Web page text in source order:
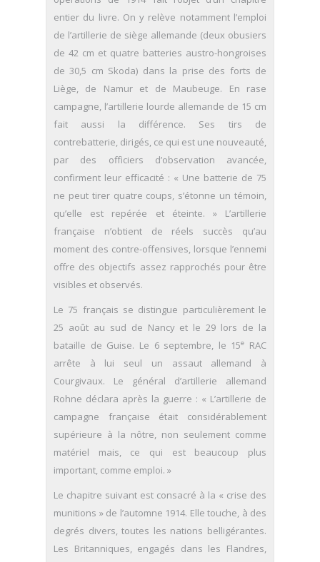
entier du livre. On y relève notamment l’emploi
de l’artillerie de siège allemande (deux obusiers
de 42 cm et quatre batteries austro-hongroises
de 30,5 cm Skoda) dans la prise des forts de
Liège, de Namur et de Maubeuge. En rase
campagne, l’artillerie lourde allemande de 15 cm
fait aussi la différence. Ses tirs de
contrebatterie, dirigés, ce qui est une nouveauté,
par des officiers d’observation avancée,
confirment leur efficacité : « Une batterie de 75
ne peut tirer quatre coups, s’étonne un témoin,
qu’elle est repérée et éteinte. » L’artillerie
française n’obtient de réels succès qu’au
moment des contre-offensives, lorsque l’ennemi
offre des objectifs assez rapprochés pour être
visibles et observés.
Le 75 français se distingue particulièrement le
25 août au sud de Nancy et le 29 lors de la
bataille de Guise. Le 6 septembre, le 15e
RAC
arrête à lui seul un assaut allemand à
Courgivaux. Le général d’artillerie allemand
Rohne déclara après la guerre : « L’artillerie de
campagne française était considérablement
supérieure à la nôtre, non seulement comme
matériel mais, ce qui est beaucoup plus
important, comme emploi. »
Le chapitre suivant est consacré à la « crise des
munitions » de l’automne 1914. Elle touche, à des
degrés divers, toutes les nations belligérantes.
Les Britanniques, engagés dans les Flandres,